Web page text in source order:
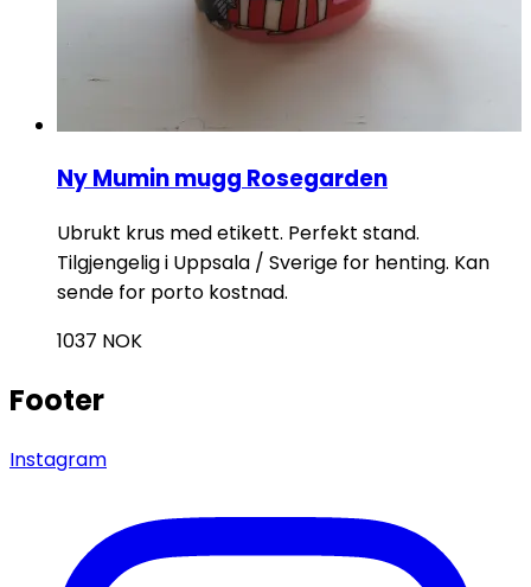
Ny Mumin mugg Rosegarden
Ubrukt krus med etikett. Perfekt stand.
Tilgjengelig i Uppsala / Sverige for henting. Kan
sende for porto kostnad.
1037 NOK
Footer
Instagram